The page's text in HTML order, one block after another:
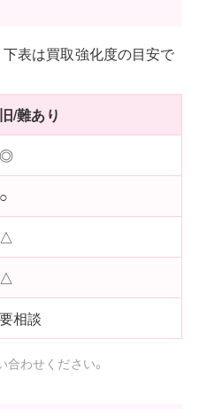
下表は買取強化度の目安で
旧/難あり
◎
○
△
△
要相談
わせください。